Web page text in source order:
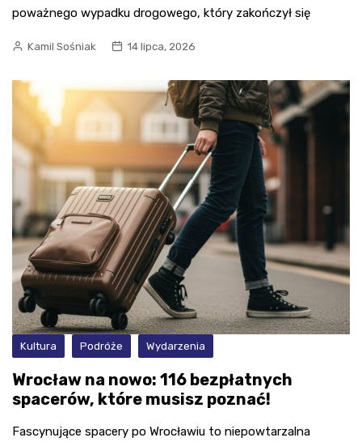
poważnego wypadku drogowego, który zakończył się
Kamil Sośniak 14 lipca, 2026
Kultura Podróże Wydarzenia
Wrocław na nowo: 116 bezpłatnych
spacerów, które musisz poznać!
Fascynujące spacery po Wrocławiu to niepowtarzalna